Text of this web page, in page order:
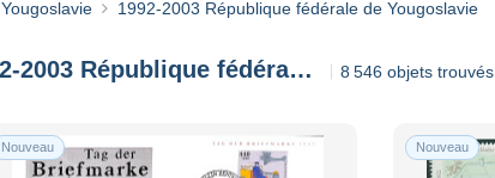
Yougoslavie 1992-2003 République fédérale de Yougoslavie
1992-2003 République fédérale de Yougoslavie 8 546 objets trouvés
Nouveau Nouveau